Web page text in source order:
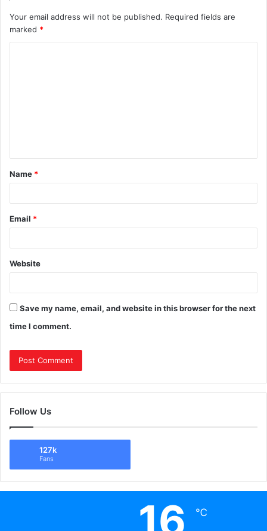
Your email address will not be published. Required fields are
marked *
Name *
Email *
Website
Save my name, email, and website in this browser for the next
time I comment.
Follow Us
127k
Fans
16 ℃